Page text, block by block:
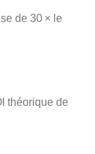
de 30 × le
théorique de